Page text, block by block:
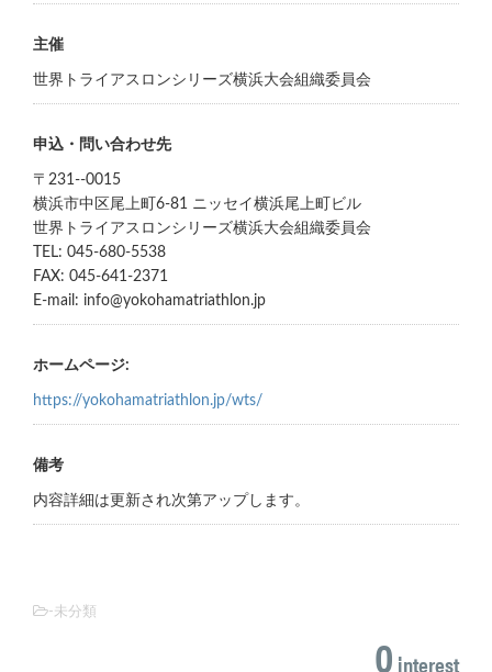
主催
世界トライアスロンシリーズ横浜大会組織委員会
申込・問い合わせ先
〒231--0015
横浜市中区尾上町6-81 ニッセイ横浜尾上町ビル
世界トライアスロンシリーズ横浜大会組織委員会
TEL: 045-680-5538
FAX: 045-641-2371
E-mail: info@yokohamatriathlon.jp
ホームページ:
https://yokohamatriathlon.jp/wts/
備考
内容詳細は更新され次第アップします。
-未分類
0 interest